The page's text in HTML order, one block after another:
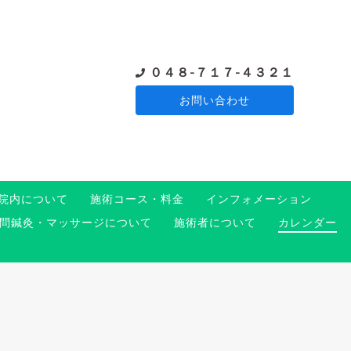
０４８-７１７-４３２１
お問い合わせ
内について 施術コース・料金
インフォメーション
問鍼灸・マッサージについて 施術者について
カレンダー